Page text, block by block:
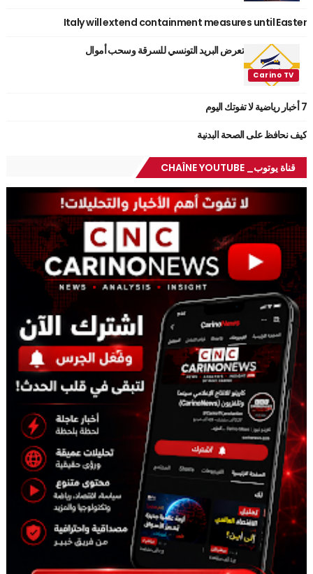
Italy will extend containment measures until Easter
تعرض البريد التونسي للسرقة وسحب أموال
7 أخبار رياضية لا تفوتك اليوم
كيف نحافظ على الصحة البدنية
قناة يوتوب_ CHAÎNE YOUTUBE